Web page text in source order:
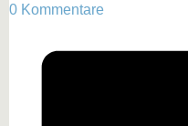
0 Kommentare